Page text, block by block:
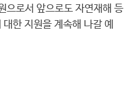
으로서 앞으로도 자연재해 등
한 지원을 계속해 나갈 예